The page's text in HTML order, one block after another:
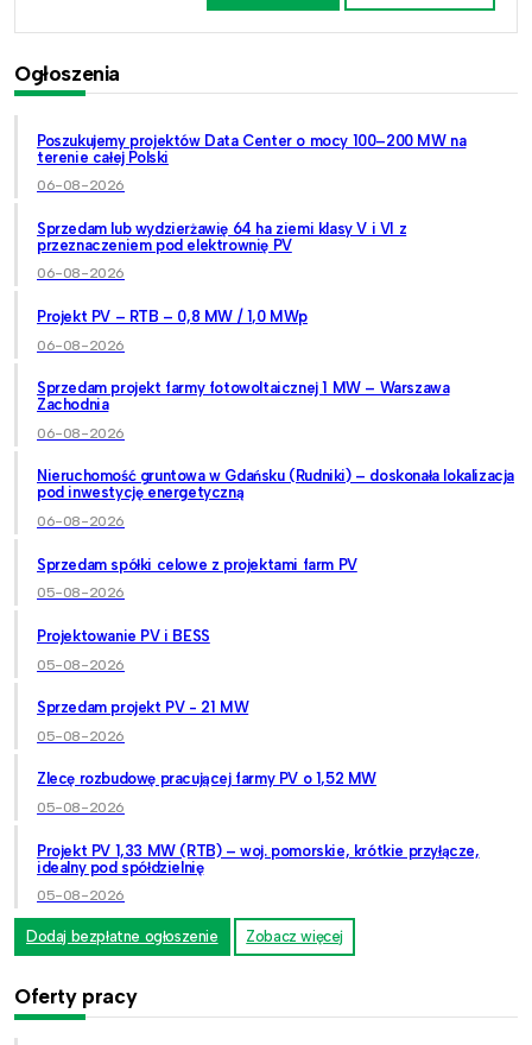
Ogłoszenia
Poszukujemy projektów Data Center o mocy 100–200 MW na
terenie całej Polski
06-08-2026
Sprzedam lub wydzierżawię 64 ha ziemi klasy V i VI z
przeznaczeniem pod elektrownię PV
06-08-2026
Projekt PV – RTB – 0,8 MW / 1,0 MWp
06-08-2026
Sprzedam projekt farmy fotowoltaicznej 1 MW – Warszawa
Zachodnia
06-08-2026
Nieruchomość gruntowa w Gdańsku (Rudniki) – doskonała lokalizacja
pod inwestycję energetyczną
06-08-2026
Sprzedam spółki celowe z projektami farm PV
05-08-2026
Projektowanie PV i BESS
05-08-2026
Sprzedam projekt PV - 21 MW
05-08-2026
Zlecę rozbudowę pracującej farmy PV o 1,52 MW
05-08-2026
Projekt PV 1,33 MW (RTB) – woj. pomorskie, krótkie przyłącze,
idealny pod spółdzielnię
05-08-2026
Dodaj bezpłatne ogłoszenie Zobacz więcej
Oferty pracy